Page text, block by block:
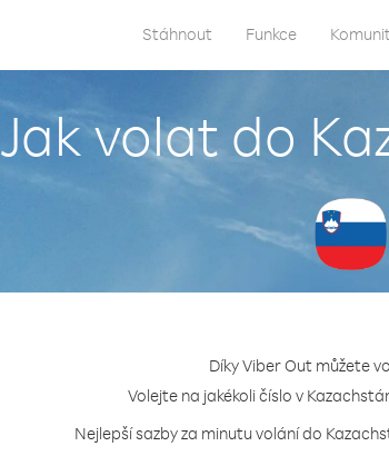
Stáhnout Funkce
Jak volat do
Díky Viber Out můžete
Volejte na jakékoli číslo v
Nejlepší sazby za minutu volání do